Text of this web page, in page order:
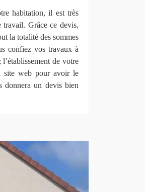
habitation, il est très
travail. Grâce ce devis,
la totalité des sommes
confiez vos travaux à
de votre
site web pour avoir le
donnera un devis bien